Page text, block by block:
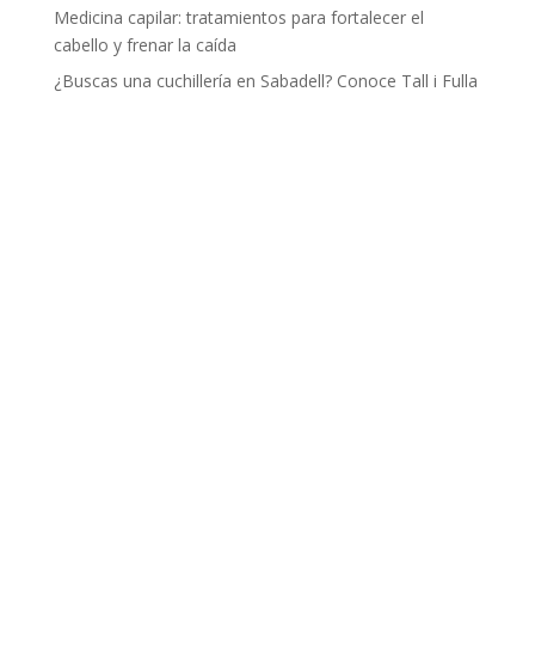
Medicina capilar: tratamientos para fortalecer el
cabello y frenar la caída
¿Buscas una cuchillería en Sabadell? Conoce Tall i Fulla